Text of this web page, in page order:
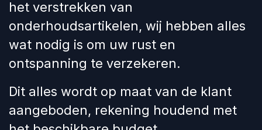
het verstrekken van
onderhoudsartikelen, wij hebben alles
wat nodig is om uw rust en
ontspanning te verzekeren.
Dit alles wordt op maat van de klant
aangeboden, rekening houdend met